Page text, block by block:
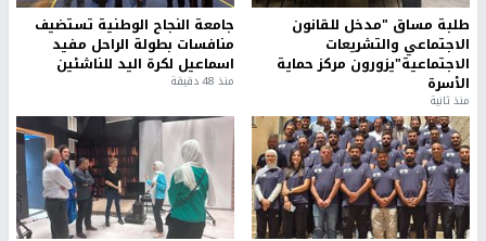
طلبة مساق "مدخل للقانون
الاجتماعي والتشريعات
الاجتماعية"يزورون مركز حماية
الأسرة
منذ ثانية
جامعة النجاح الوطنية تستضيف
منافسات بطولة الراحل مفيد
اسماعيل لكرة اليد للناشئين
منذ 48 دقيقة